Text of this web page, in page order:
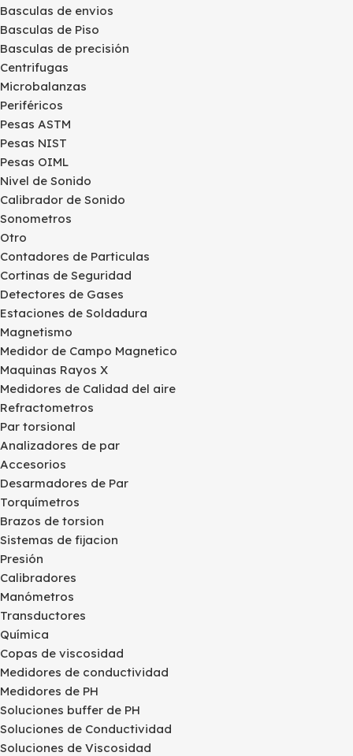
Basculas de envios
Basculas de Piso
Basculas de precisión
Centrifugas
Microbalanzas
Periféricos
Pesas ASTM
Pesas NIST
Pesas OIML
Nivel de Sonido
Calibrador de Sonido
Sonometros
Otro
Contadores de Particulas
Cortinas de Seguridad
Detectores de Gases
Estaciones de Soldadura
Magnetismo
Medidor de Campo Magnetico
Maquinas Rayos X
Medidores de Calidad del aire
Refractometros
Par torsional
Analizadores de par
Accesorios
Desarmadores de Par
Torquímetros
Brazos de torsion
Sistemas de fijacion
Presión
Calibradores
Manómetros
Transductores
Química
Copas de viscosidad
Medidores de conductividad
Medidores de PH
Soluciones buffer de PH
Soluciones de Conductividad
Soluciones de Viscosidad